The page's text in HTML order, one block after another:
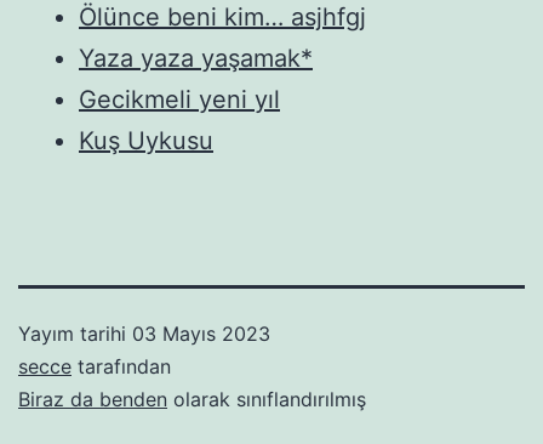
Ölünce beni kim… asjhfgj
Yaza yaza yaşamak*
Gecikmeli yeni yıl
Kuş Uykusu
Yayım tarihi 03 Mayıs 2023
secce tarafından
Biraz da benden olarak sınıflandırılmış